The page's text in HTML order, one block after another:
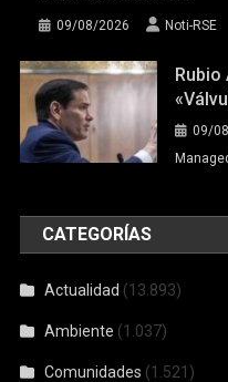
09/08/2026 Noti-RSE
Rubio
09/
CATEGORÍAS
Actualidad (13.893)
Ambiente (1.037)
Comunidades (1.521)